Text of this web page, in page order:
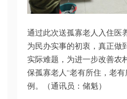
通过此次送孤寡老人入住医
为民办实事的初衷，真正做
实际难题，为进一步改善农
保孤寡老人“老有所住，老
例。（通讯员：储魁）